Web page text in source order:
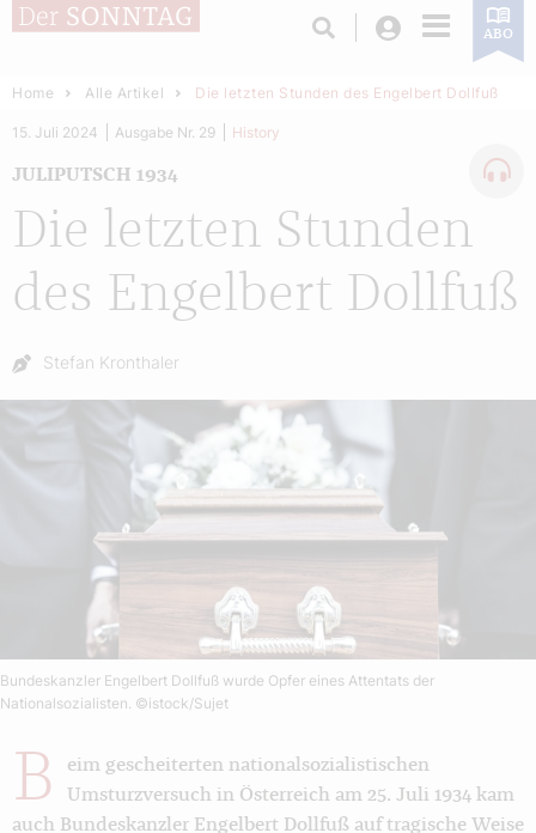
Login ABO
Home Alle Artikel Die letzten Stunden des Engelbert Dollfuß
Die letzten Stunden
des Engelbert Dollfuß
JULIPUTSCH 1934
15. Juli 2024 Ausgabe Nr. 29 History
Autor:
Stefan Kronthaler
Bundeskanzler Engelbert Dollfuß wurde Opfer eines Attentats der
Nationalsozialisten. ©istock/Sujet
B
eim gescheiterten nationalsozialistischen
Umsturzversuch in Österreich am 25. Juli 1934 kam
auch Bundeskanzler Engelbert Dollfuß auf tragische Weise